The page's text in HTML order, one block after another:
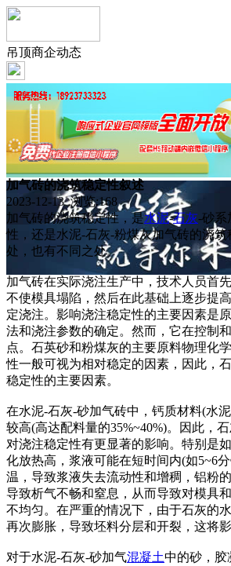
吊顶商企动态
加气砖的浇筑稳定性叙述
2023-12-13 浏览:168
加气砖的浇筑稳定性，是水泥-石灰-砂系
性，还是水泥-石灰-粉煤灰加气砖的浇筑
处，也有不同之处。
加气砖在实际浇注生产中，技术人员首
不使模具塌陷，然后在此基础上逐步提
定浇注。影响浇注稳定性的主要因素是
法和浇注参数的确定。然而，它在控制
点。石英砂和粉煤灰的主要原料物理化
性一般可视为相对稳定的因素，因此，
稳定性的主要因素。
在水泥-石灰-砂加气砖中，钙质材料(水
较高(高达配料量的35%~40%)。因此，
对浇注稳定性有更显著的影响。特别是
化放热高，浆液可能在短时间内(如5~6
温，导致浆液失去流动性和增稠，铝粉
导致析气不畅和窒息，从而导致对模具
不均匀。在严重的情况下，由于石灰的
再次膨胀，导致坯料分层和开裂，这将影
对于水泥-石灰-砂加气混凝土中的砂，胶